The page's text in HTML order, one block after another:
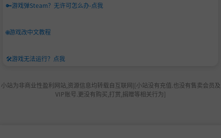
🔑游戏弹Steam？无许可怎么办-点我
🌐游戏改中文教程
🛠️游戏无法运行？点我
小站为非商业性盈利网站,资源信息均转载自互联网|[小站没有充值.也没有售卖会员及
VIP账号.更没有购买,打赏,捐赠等相关行为]